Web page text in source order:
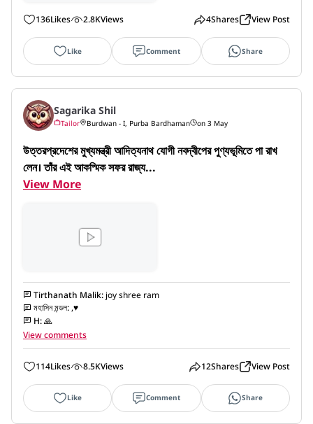
136Likes 2.8KViews 4Shares View Post
Like Comment Share
Sagarika Shil
Tailor Burdwan - I, Purba Bardhaman on 3 May
উত্তরপ্রদেশের মুখ্যমন্ত্রী আদিত্যনাথ যোগী নবদ্বীপের পুণ্যভূমিতে পা রাখ
লেন। তাঁর এই আকস্মিক সফর রাজ্য...
View More
Tirthanath Malik: joy shree ram
মহাসিন মন্ডল: ,♥️
H:🙏
View comments
114Likes 8.5KViews 12Shares View Post
Like Comment Share